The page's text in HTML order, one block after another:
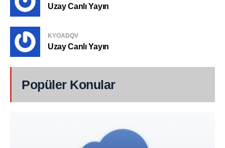
Uzay Canlı Yayın
KYOADQV
Uzay Canlı Yayın
Popüler Konular